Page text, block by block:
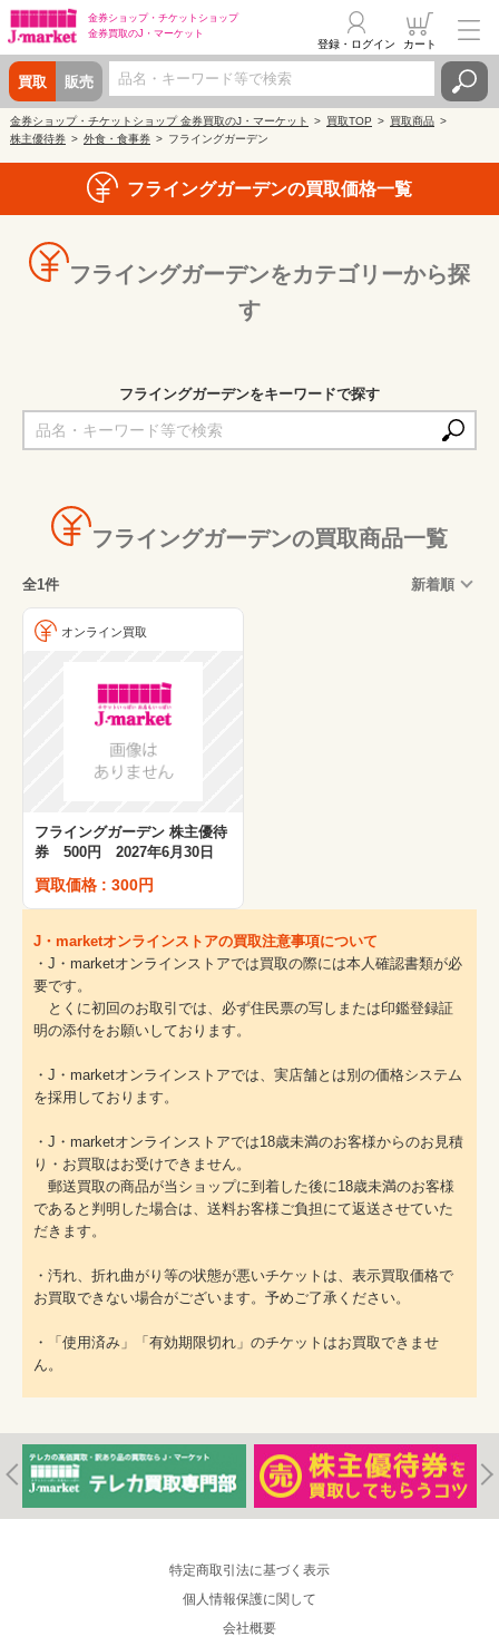
金券ショップ・ チケットショップ
金券買取のJ・マーケット
買取 販売
登録・ログイン カート
金券ショップ・チケットショップ 金券買取のJ・マーケット 買取TOP
買取商品
株主優待券
外食・食事券 フライングガーデン
フライングガーデンの買取価格一覧
フライングガーデンをカテゴリーから探
す
フライングガーデンをキーワードで探す
フライングガーデンの買取商品一覧
全1件 新着順
オンライン買取
フライングガーデン 株主優待
券 500円 2027年6月30日
買取価格 : 300円
J・marketオンラインストアの買取注意事項について
・J・marketオンラインストアでは買取の際には本人確認書類が必
要です。
とくに初回のお取引では、必ず住民票の写しまたは印鑑登録証
明の添付をお願いしております。
・J・marketオンラインストアでは、実店舗とは別の価格システム
を採用しております。
・J・marketオンラインストアでは18歳未満のお客様からのお見積
り・お買取はお受けできません。
郵送買取の商品が当ショップに到着した後に18歳未満のお客様
であると判明した場合は、送料お客様ご負担にて返送させていた
だきます。
・汚れ、折れ曲がり等の状態が悪いチケットは、表示買取価格で
お買取できない場合がございます。予めご了承ください。
・「使用済み」「有効期限切れ」のチケットはお買取できませ
ん。
特定商取引法に基づく表示
個人情報保護に関して
会社概要